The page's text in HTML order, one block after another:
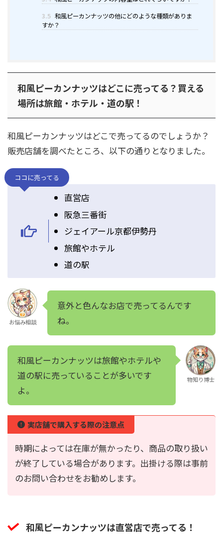
3.5 和風ピーカンナッツの他にどのような種類がありま
すか？
和風ピーカンナッツはどこに売ってる？買える
場所は旅館・ホテル・道の駅！
和風ピーカンナッツはどこで売ってるのでしょうか？
販売店舗を調べたところ、以下の通りとなりました。
ココに売ってる
直営店
阪急三番街
ジェイアール京都伊勢丹
旅館やホテル
道の駅
お悩み相談
意外と色んなお店で売ってるんです
ね。
和風ピーカンナッツは旅館やホテルや
道の駅に売っていることが多いです
よ。
物知り博士
実店舗で購入する際の注意点
時期によっては在庫が無かったり、商品の取り扱い
が終了している場合があります。出掛ける際は事前
のお問い合わせをお勧めします。
和風ピーカンナッツは直営店で売ってる！